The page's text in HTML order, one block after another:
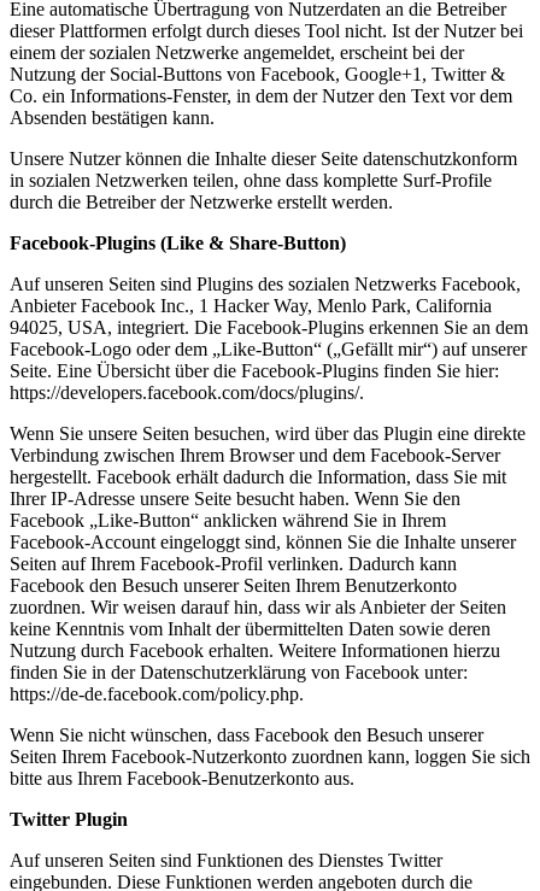
Eine automatische Übertragung von Nutzerdaten an die Betreiber
dieser Plattformen erfolgt durch dieses Tool nicht. Ist der Nutzer bei
einem der sozialen Netzwerke angemeldet, erscheint bei der
Nutzung der Social-Buttons von Facebook, Google+1, Twitter &
Co. ein Informations-Fenster, in dem der Nutzer den Text vor dem
Absenden bestätigen kann.
Unsere Nutzer können die Inhalte dieser Seite datenschutzkonform
in sozialen Netzwerken teilen, ohne dass komplette Surf-Profile
durch die Betreiber der Netzwerke erstellt werden.
Facebook-Plugins (Like & Share-Button)
Auf unseren Seiten sind Plugins des sozialen Netzwerks Facebook,
Anbieter Facebook Inc., 1 Hacker Way, Menlo Park, California
94025, USA, integriert. Die Facebook-Plugins erkennen Sie an dem
Facebook-Logo oder dem „Like-Button“ („Gefällt mir“) auf unserer
Seite. Eine Übersicht über die Facebook-Plugins finden Sie hier:
https://developers.facebook.com/docs/plugins/.
Wenn Sie unsere Seiten besuchen, wird über das Plugin eine direkte
Verbindung zwischen Ihrem Browser und dem Facebook-Server
hergestellt. Facebook erhält dadurch die Information, dass Sie mit
Ihrer IP-Adresse unsere Seite besucht haben. Wenn Sie den
Facebook „Like-Button“ anklicken während Sie in Ihrem
Facebook-Account eingeloggt sind, können Sie die Inhalte unserer
Seiten auf Ihrem Facebook-Profil verlinken. Dadurch kann
Facebook den Besuch unserer Seiten Ihrem Benutzerkonto
zuordnen. Wir weisen darauf hin, dass wir als Anbieter der Seiten
keine Kenntnis vom Inhalt der übermittelten Daten sowie deren
Nutzung durch Facebook erhalten. Weitere Informationen hierzu
finden Sie in der Datenschutzerklärung von Facebook unter:
https://de-de.facebook.com/policy.php.
Wenn Sie nicht wünschen, dass Facebook den Besuch unserer
Seiten Ihrem Facebook-Nutzerkonto zuordnen kann, loggen Sie sich
bitte aus Ihrem Facebook-Benutzerkonto aus.
Twitter Plugin
Auf unseren Seiten sind Funktionen des Dienstes Twitter
eingebunden. Diese Funktionen werden angeboten durch die